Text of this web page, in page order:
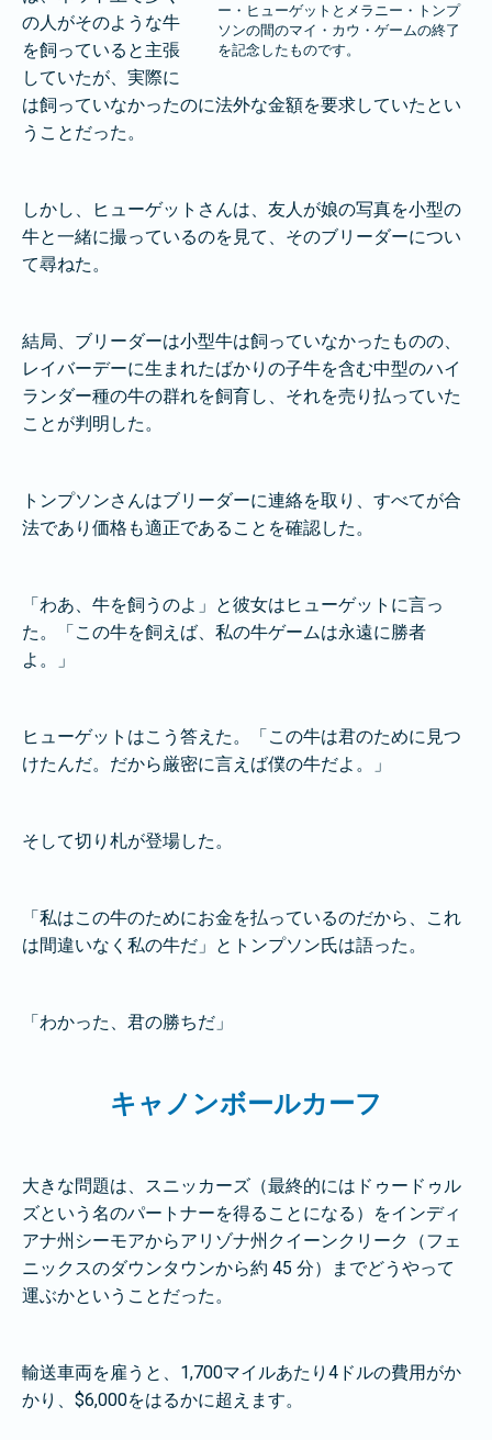
ー・ヒューゲットとメラニー・トンプ
ソンの間のマイ・カウ・ゲームの終了
を記念したものです。
の人がそのような牛
を飼っていると主張
していたが、実際に
は飼っていなかったのに法外な金額を要求していたとい
うことだった。
しかし、ヒューゲットさんは、友人が娘の写真を小型の
牛と一緒に撮っているのを見て、そのブリーダーについ
て尋ねた。
結局、ブリーダーは小型牛は飼っていなかったものの、
レイバーデーに生まれたばかりの子牛を含む中型のハイ
ランダー種の牛の群れを飼育し、それを売り払っていた
ことが判明した。
トンプソンさんはブリーダーに連絡を取り、すべてが合
法であり価格も適正であることを確認した。
「わあ、牛を飼うのよ」と彼女はヒューゲットに言っ
た。「この牛を飼えば、私の牛ゲームは永遠に勝者
よ。」
ヒューゲットはこう答えた。「この牛は君のために見つ
けたんだ。だから厳密に言えば僕の牛だよ。」
そして切り札が登場した。
「私はこの牛のためにお金を払っているのだから、これ
は間違いなく私の牛だ」とトンプソン氏は語った。
「わかった、君の勝ちだ」
キャノンボールカーフ
大きな問題は、スニッカーズ（最終的にはドゥードゥル
ズという名のパートナーを得ることになる）をインディ
アナ州シーモアからアリゾナ州クイーンクリーク（フェ
ニックスのダウンタウンから約 45 分）までどうやって
運ぶかということだった。
輸送車両を雇うと、1,700マイルあたり4ドルの費用がか
かり、$6,000をはるかに超えます。